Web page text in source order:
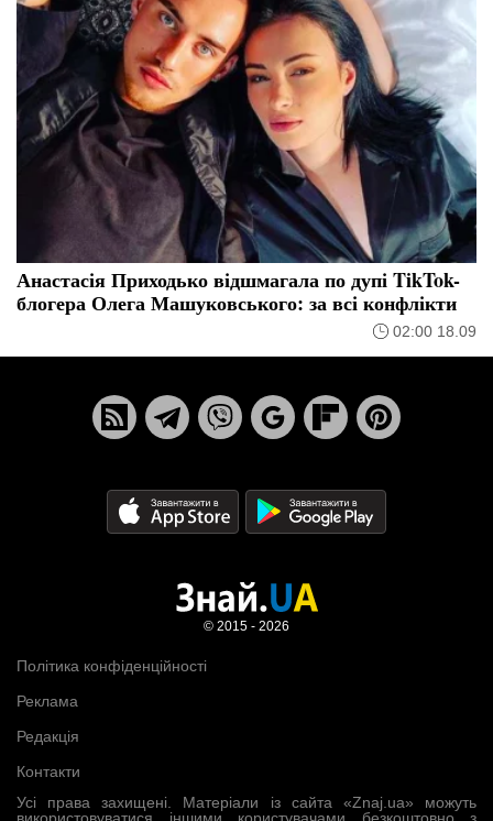
Анастасія Приходько відшмагала по дупі TikTok-
блогера Олега Машуковського: за всі конфлікти
02:00 18.09
Усі права захищені. Матеріали із сайта «Znaj.ua» можуть
Політика конфіденційності
Реклама
Редакція
Контакти
© 2015 - 2026